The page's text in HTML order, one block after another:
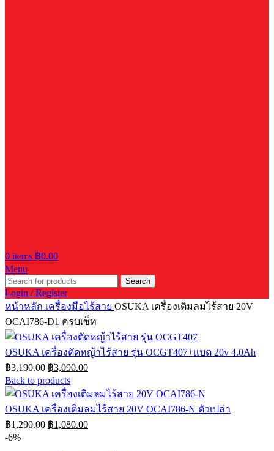
0 items ฿0.00
Menu
Search
Login / Register
หน้าหลัก เครื่องมือไร้สาย OSUKA เครื่องเติมลมไร้สาย 20V
OCAI786-D1 ครบเซ็ท
OSUKA เครื่องตัดหญ้าไร้สาย รุ่น OCGT407+แบต 20v 4.0Ah
฿3,190.00 Original
price
was:
฿3,190.00.
฿3,090.00Current
price
฿3,090.00.
Back to products
OSUKA เครื่องเติมลมไร้สาย 20V OCAI786-N ตัวเปล่า
฿1,290.00 Original
price
฿1,080.00Current
price
-6%